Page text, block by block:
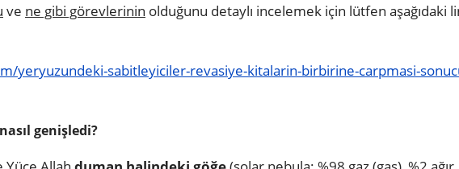
ve ne gibi görevlerinin olduğunu detaylı incelemek için lütfen aşağıdaki
yeryuzundeki-sabitleyiciler-revasiye-kitalarin-birbirine-carpmasi-
nasıl genişledi?